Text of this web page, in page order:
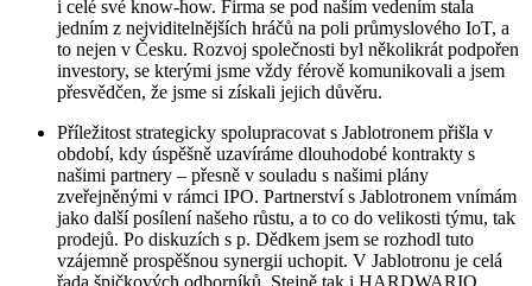
i celé své know-how. Firma se pod naším vedením stala
jedním z nejviditelnějších hráčů na poli průmyslového IoT, a
to nejen v Česku. Rozvoj společnosti byl několikrát podpořen
investory, se kterými jsme vždy férově komunikovali a jsem
přesvědčen, že jsme si získali jejich důvěru.
Příležitost strategicky spolupracovat s Jablotronem přišla v
období, kdy úspěšně uzavíráme dlouhodobé kontrakty s
našimi partnery – přesně v souladu s našimi plány
zveřejněnými v rámci IPO. Partnerství s Jablotronem vnímám
jako další posílení našeho růstu, a to co do velikosti týmu, tak
prodejů. Po diskuzích s p. Dědkem jsem se rozhodl tuto
vzájemně prospěšnou synergii uchopit. V Jablotronu je celá
řada špičkových odborníků. Stejně tak i HARDWARIO